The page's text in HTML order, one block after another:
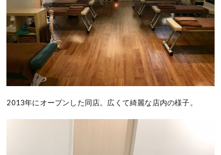
2013年にオープンした同店。広くて綺麗な店内の様子。